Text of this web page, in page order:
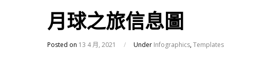
月球之旅信息圖
Posted on 13 4 月, 2021 / Under Infographics,Templates